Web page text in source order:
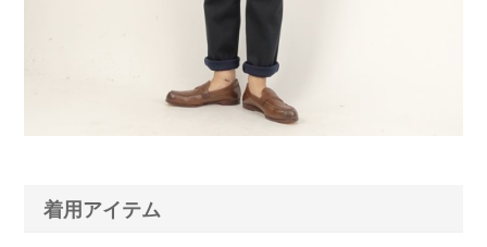
着用アイテム